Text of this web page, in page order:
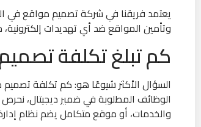
وتأمين المواقع ضد أي تهديدات إلكترونية،
كم تبلغ تكلفة
السؤال الأكثر شيوعًا هو: كم تكلفة
الوظائف المطلوبة في ضمير ديجيتال،
والخدمات، أو موقع متكامل يضم نظام